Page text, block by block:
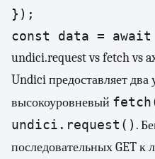
});
const data =
undici.request vs fetch vs
Undici предоставляет два
высокоуровневый
undici.request() .
последовательных GET к